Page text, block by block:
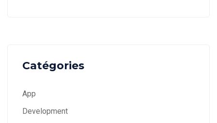
Catégories
App
Development